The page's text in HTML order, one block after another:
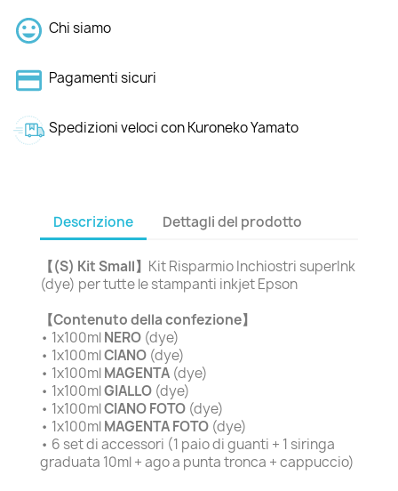
Chi siamo
Pagamenti sicuri
Spedizioni veloci con Kuroneko Yamato
Descrizione Dettagli del prodotto
【(S) Kit Small】 Kit Risparmio Inchiostri superInk
(dye) per tutte le stampanti inkjet Epson
【Contenuto della confezione】
• 1x100mlNERO (dye)
• 1x100mlCIANO (dye)
• 1x100mlMAGENTA (dye)
• 1x100mlGIALLO (dye)
• 1x100mlCIANO FOTO (dye)
• 1x100mlMAGENTA FOTO (dye)
• 6 set di accessori (1 paio di guanti + 1 siringa
graduata 10ml + ago a punta tronca + cappuccio)